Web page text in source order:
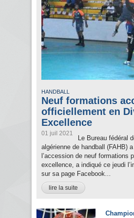
HANDBALL
Neuf formations
officiellement en
Excellence
01 juil 2021
Le Bureau fédéral
algérienne de handball (FAHB)
l’accession de neuf formations
excellence, a indiqué ce jeudi
sur sa page Facebook...
lire la suite